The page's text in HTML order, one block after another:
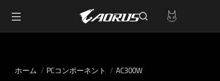
ホーム PCコンポーネント AC300W